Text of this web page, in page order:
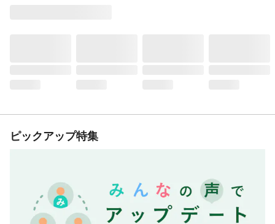
ピックアップ特集